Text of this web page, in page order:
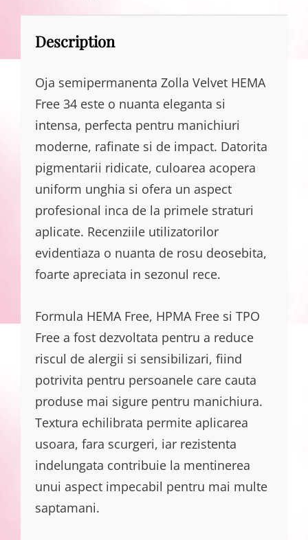
Description
Oja semipermanenta Zolla Velvet HEMA
Free 34 este o nuanta eleganta si
intensa, perfecta pentru manichiuri
moderne, rafinate si de impact. Datorita
pigmentarii ridicate, culoarea acopera
uniform unghia si ofera un aspect
profesional inca de la primele straturi
aplicate. Recenziile utilizatorilor
evidentiaza o nuanta de rosu deosebita,
foarte apreciata in sezonul rece.
Formula HEMA Free, HPMA Free si TPO
Free a fost dezvoltata pentru a reduce
riscul de alergii si sensibilizari, fiind
potrivita pentru persoanele care cauta
produse mai sigure pentru manichiura.
Textura echilibrata permite aplicarea
usoara, fara scurgeri, iar rezistenta
indelungata contribuie la mentinerea
unui aspect impecabil pentru mai multe
saptamani.